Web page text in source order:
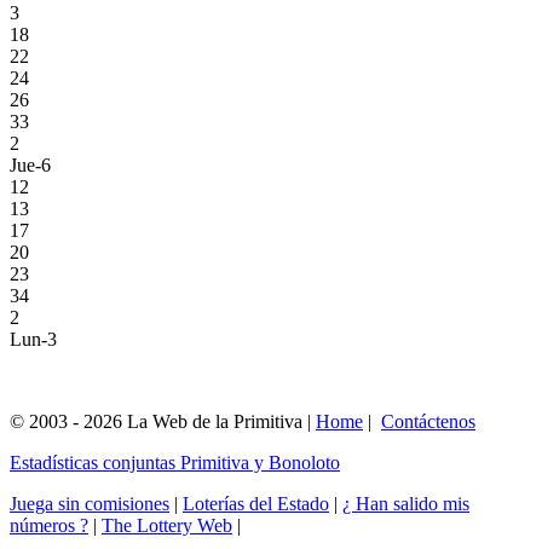
3
18
22
24
26
33
2
Jue-6
12
13
17
20
23
34
2
Lun-3
© 2003 - 2026 La Web de la Primitiva | Home | Contáctenos
Estadísticas conjuntas Primitiva y Bonoloto
Juega sin comisiones | Loterías del Estado | ¿ Han salido mis
números ? | The Lottery Web |